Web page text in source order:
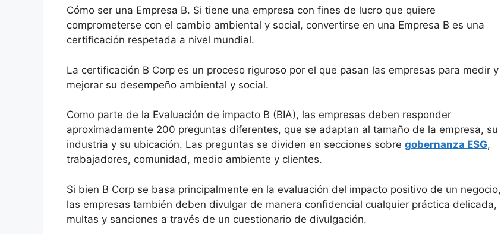
X
(Twitter)
Facebook
LinkedIn
EmailWhatsApp
Cómo ser una Empresa B. Si tiene una empresa con fines de lucro que quiere
comprometerse con el cambio ambiental y social, convertirse en una Empresa B es una
certificación respetada a nivel mundial.
La certificación B Corp es un proceso riguroso por el que pasan las empresas para medir y
mejorar su desempeño ambiental y social.
Como parte de la Evaluación de impacto B (BIA), las empresas deben responder
aproximadamente 200 preguntas diferentes, que se adaptan al tamaño de la empresa, su
industria y su ubicación. Las preguntas se dividen en secciones sobre gobernanza ESG,
trabajadores, comunidad, medio ambiente y clientes.
Si bien B Corp se basa principalmente en la evaluación del impacto positivo de un negocio,
las empresas también deben divulgar de manera confidencial cualquier práctica delicada,
multas y sanciones a través de un cuestionario de divulgación.